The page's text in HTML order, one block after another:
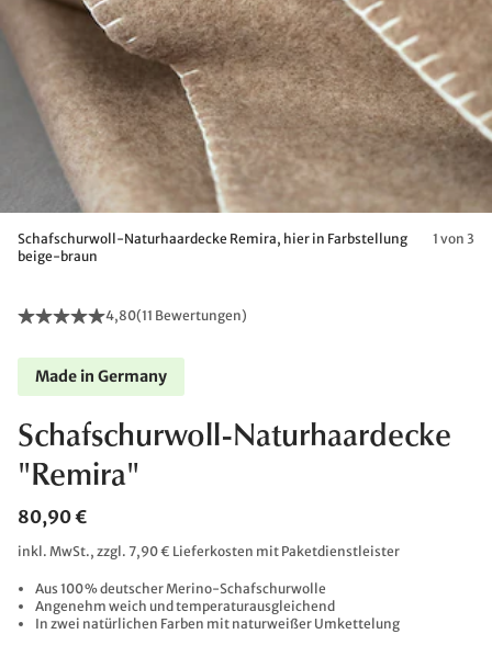
Schafschurwoll-Naturhaardecke Remira, hier in Farbstellung
beige-braun
1 von 3
4,80(11 Bewertungen)
Made in Germany
Schafschurwoll-Naturhaardecke
"Remira"
80,90 €
inkl. MwSt., zzgl. 7,90 € Lieferkosten mit Paketdienstleister
Aus 100 % deutscher Merino-Schafschurwolle​
Angenehm weich und temperaturausgleichend​
In zwei natürlichen Farben mit naturweißer Umkettelung